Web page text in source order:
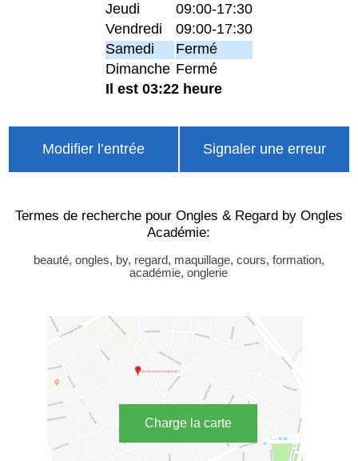
Jeudi
09:00-17:30
Vendredi
09:00-17:30
Samedi
Fermé
Dimanche Fermé
Il est 03:22 heure
Modifier l’entrée Signaler une erreur
Termes de recherche pour Ongles & Regard by Ongles
Académie:
beauté, ongles, by, regard, maquillage, cours, formation,
académie, onglerie
Charge la carte